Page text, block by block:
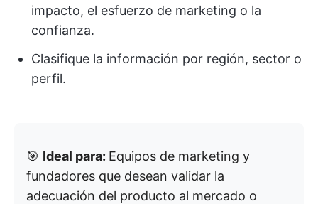
impacto, el esfuerzo de marketing o la
confianza.
Clasifique la información por región, sector o
perfil.
🎯 Ideal para: Equipos de marketing y
fundadores que desean validar la
adecuación del producto al mercado o